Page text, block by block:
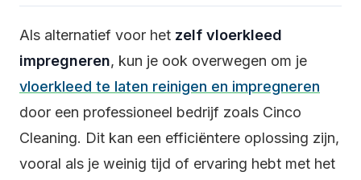
Als alternatief voor het zelf vloerkleed
impregneren, kun je ook overwegen om je
vloerkleed te laten reinigen en impregneren
door een professioneel bedrijf zoals Cinco
Cleaning. Dit kan een efficiëntere oplossing zijn,
vooral als je weinig tijd of ervaring hebt met het